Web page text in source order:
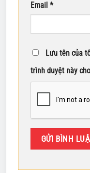
Email *
Lưu tên của
trình duyệt này